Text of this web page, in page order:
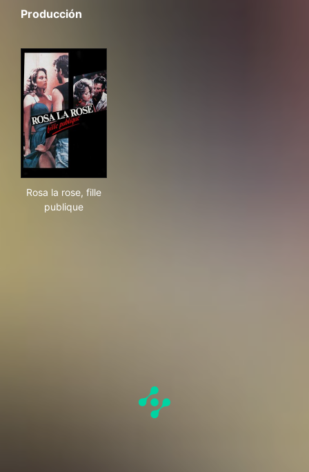
Producción
Rosa la rose, fille
publique